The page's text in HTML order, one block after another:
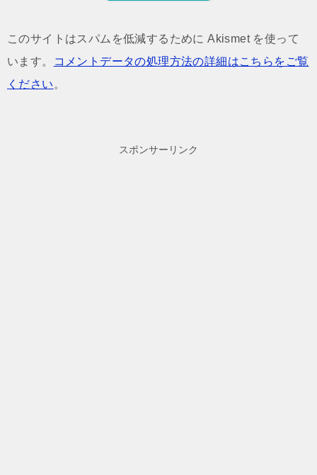
このサイトはスパムを低減するために Akismet を使って
います。
コメントデータの処理方法の詳細はこちらをご覧
ください 。
スポンサーリンク